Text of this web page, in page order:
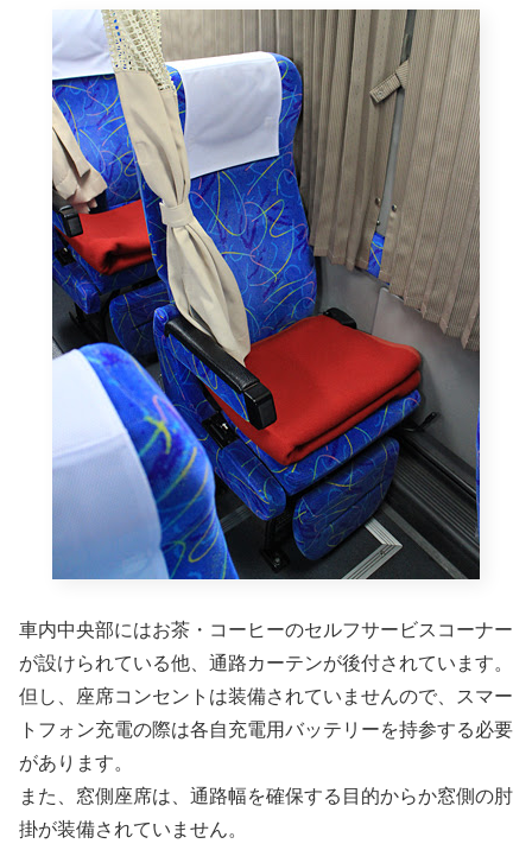
車内中央部にはお茶・コーヒーのセルフサービスコーナー
が設けられている他、通路カーテンが後付されています。
但し、座席コンセントは装備されていませんので、スマー
トフォン充電の際は各自充電用バッテリーを持参する必要
があります。
また、窓側座席は、通路幅を確保する目的からか窓側の肘
掛が装備されていません。